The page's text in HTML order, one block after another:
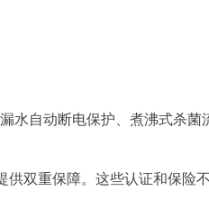
自动断电保护、煮沸式杀
双重保障。这些认证和保险